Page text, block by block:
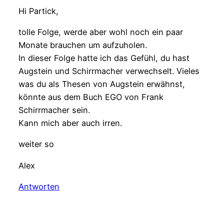
Hi Partick,
tolle Folge, werde aber wohl noch ein paar
Monate brauchen um aufzuholen.
In dieser Folge hatte ich das Gefühl, du hast
Augstein und Schirrmacher verwechselt. Vieles
was du als Thesen von Augstein erwähnst,
könnte aus dem Buch EGO von Frank
Schirrmacher sein.
Kann mich aber auch irren.
weiter so
Alex
Antworten